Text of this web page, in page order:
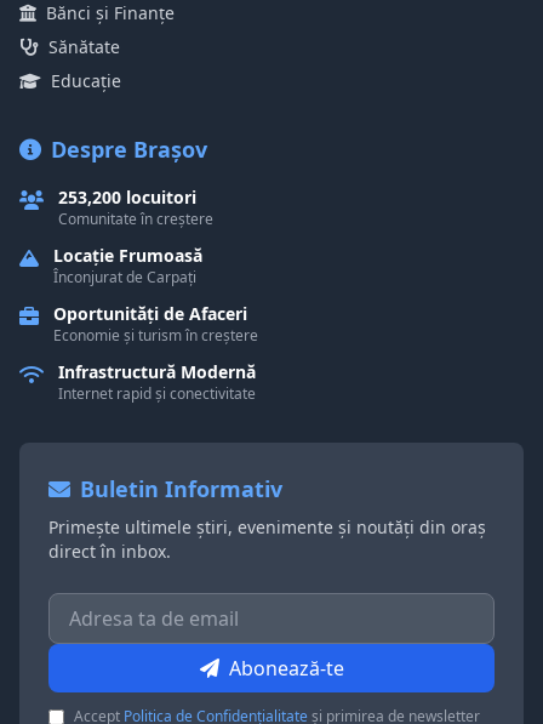
Bănci și Finanțe
Sănătate
Educație
Despre Brașov
253,200 locuitori
Comunitate în creștere
Locație Frumoasă
Înconjurat de Carpați
Oportunități de Afaceri
Economie și turism în creștere
Infrastructură Modernă
Internet rapid și conectivitate
Buletin Informativ
Primește ultimele știri, evenimente și noutăți din oraș
direct în inbox.
Abonează-te
Accept Politica de Confidențialitateși primirea de newsletter